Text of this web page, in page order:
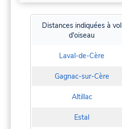
Distances indiquées à vol
d'oiseau
Laval-de-Cère
Gagnac-sur-Cère
Altillac
Estal